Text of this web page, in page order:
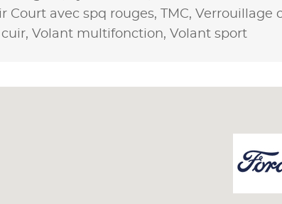
Court avec spq rouges, TMC, Verrouillage
Volant multifonction, Volant sport